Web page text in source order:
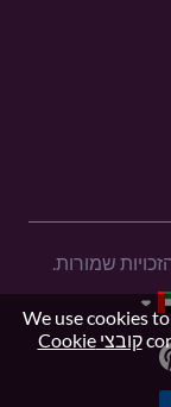
We use cookies
קובצי Cookie